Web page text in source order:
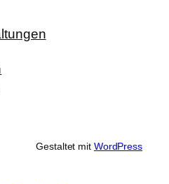
Gestaltet mit WordPress